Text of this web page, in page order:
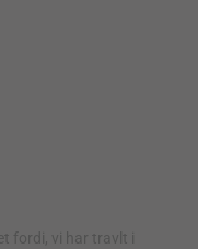
fordi, vi har travlt i